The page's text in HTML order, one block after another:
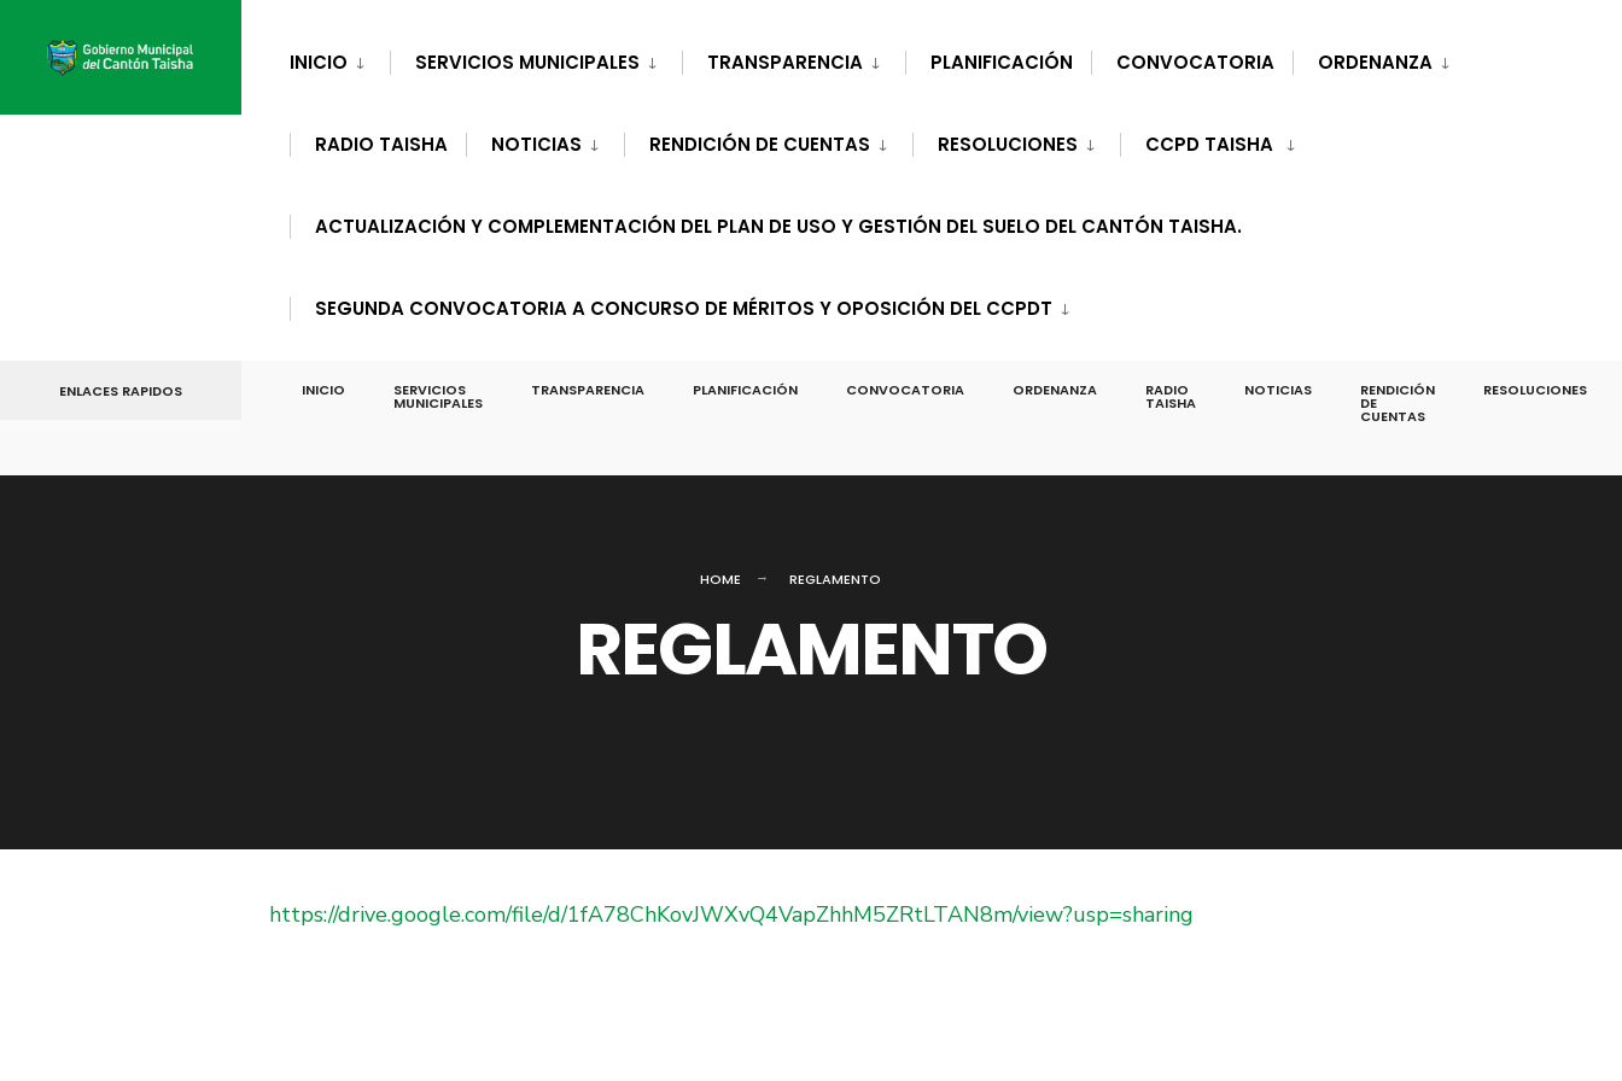
INICIO SERVICIOS MUNICIPALES TRANSPARENCIA PLANIFICACIÓN CONVOCATORIA ORDENANZA
RADIO TAISHA NOTICIAS RENDICIÓN DE CUENTAS RESOLUCIONES CCPD TAISHA
ACTUALIZACIÓN Y COMPLEMENTACIÓN DEL PLAN DE USO Y GESTIÓN DEL SUELO DEL CANTÓN TAISHA.
SEGUNDA CONVOCATORIA A CONCURSO DE MÉRITOS Y OPOSICIÓN DEL CCPDT
ENLACES RAPIDOS INICIO SERVICIOS
MUNICIPALES
TRANSPARENCIA PLANIFICACIÓN CONVOCATORIA ORDENANZA RADIO
TAISHA
NOTICIAS RENDICIÓN
DE
CUENTAS
RESOLUCIONES
HOME REGLAMENTO
REGLAMENTO
https://drive.google.com/file/d/1fA78ChKovJWXvQ4VapZhhM5ZRtLTAN8m/view?usp=sharing